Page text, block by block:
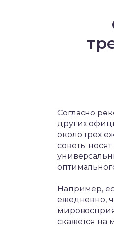
Согласно
других
около трех
советы
Например,
ежедневно,
скажется на